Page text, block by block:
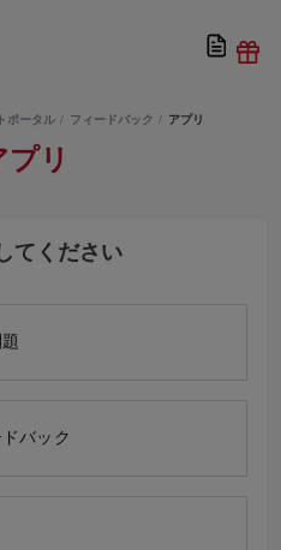
ポータル フィードバック アプリ
リ
てください
バック